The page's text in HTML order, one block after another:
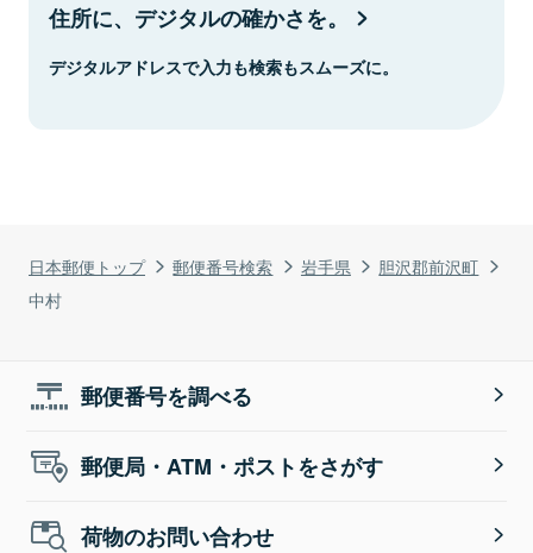
日本郵便トップ 郵便番号検索 岩手県
胆沢郡前沢町
中村
住所に、デジタルの確かさを。
デジタルアドレスで入力も検索もスムーズに。
郵便番号を調べる
郵便局・ATM・ポストをさがす
荷物のお問い合わせ